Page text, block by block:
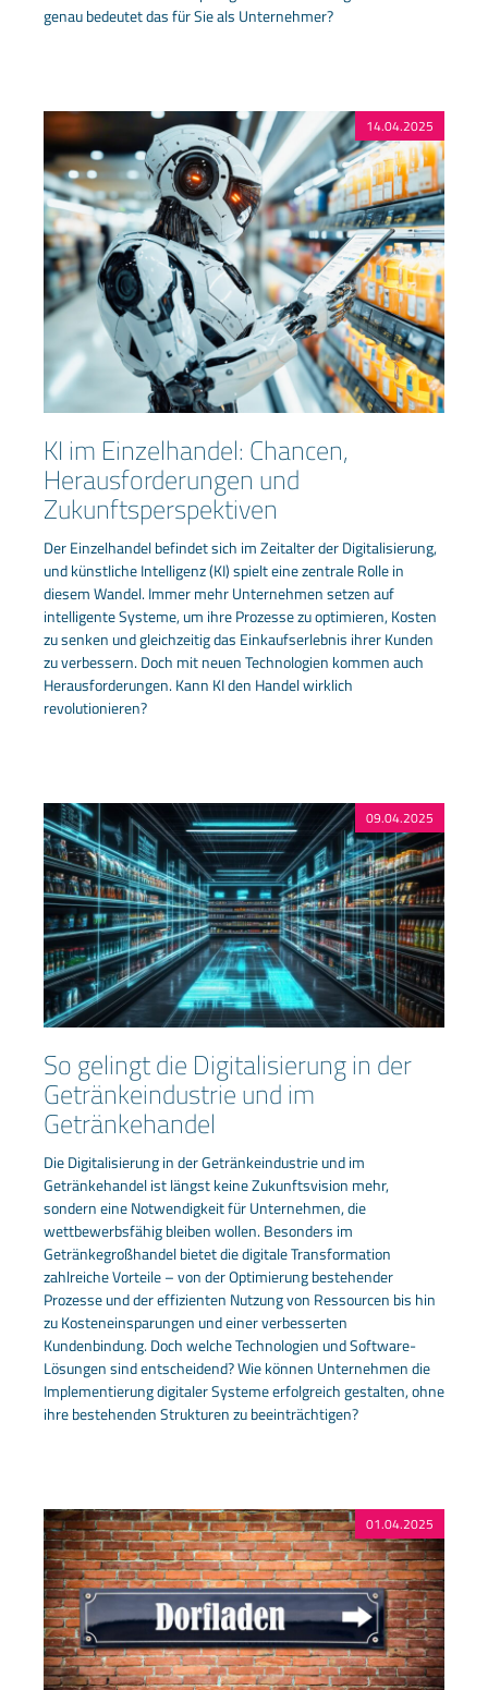
genau bedeutet das für Sie als Unternehmer?
14.04.2025
KI im Einzelhandel: Chancen,
Herausforderungen und
Zukunftsperspektiven
Der Einzelhandel befindet sich im Zeitalter der Digitalisierung,
und künstliche Intelligenz (KI) spielt eine zentrale Rolle in
diesem Wandel. Immer mehr Unternehmen setzen auf
intelligente Systeme, um ihre Prozesse zu optimieren, Kosten
zu senken und gleichzeitig das Einkaufserlebnis ihrer Kunden
zu verbessern. Doch mit neuen Technologien kommen auch
Herausforderungen. Kann KI den Handel wirklich
revolutionieren?
09.04.2025
So gelingt die Digitalisierung in der
Getränkeindustrie und im
Getränkehandel
Die Digitalisierung in der Getränkeindustrie und im
Getränkehandel ist längst keine Zukunftsvision mehr,
sondern eine Notwendigkeit für Unternehmen, die
wettbewerbsfähig bleiben wollen. Besonders im
Getränkegroßhandel bietet die digitale Transformation
zahlreiche Vorteile – von der Optimierung bestehender
Prozesse und der effizienten Nutzung von Ressourcen bis hin
zu Kosteneinsparungen und einer verbesserten
Kundenbindung. Doch welche Technologien und Software-
Lösungen sind entscheidend? Wie können Unternehmen die
Implementierung digitaler Systeme erfolgreich gestalten, ohne
ihre bestehenden Strukturen zu beeinträchtigen?
01.04.2025